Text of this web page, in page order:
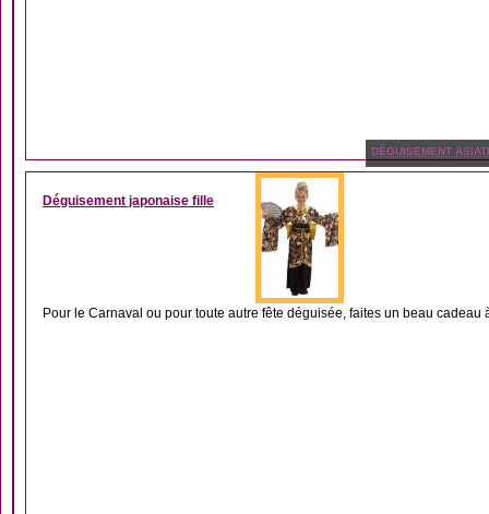
DÉGUISEMENT
Déguisement japonaise fille
Pour le Carnaval ou pour toute autre fête déguisée, faites un beau cadeau